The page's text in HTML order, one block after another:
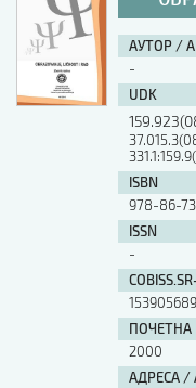
УПУТСТВА
Правилник о
Упутство ауторима
Упутство
Изјава о ауторству
Изјава о лектури
Изјава о коришћењу
Упутство за бирање
Уговор са аутором
Шаблон прве
Шаблон прве стране
Шаблон прве стране
АУТОР /
-
UDK
ISBN
978-86-
ISSN
-
ПОЧЕТНА
2000
АДРЕСА /